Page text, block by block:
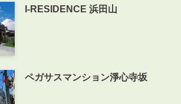
I-RESIDENCE 浜田山
ペガサスマンション淨心寺坂